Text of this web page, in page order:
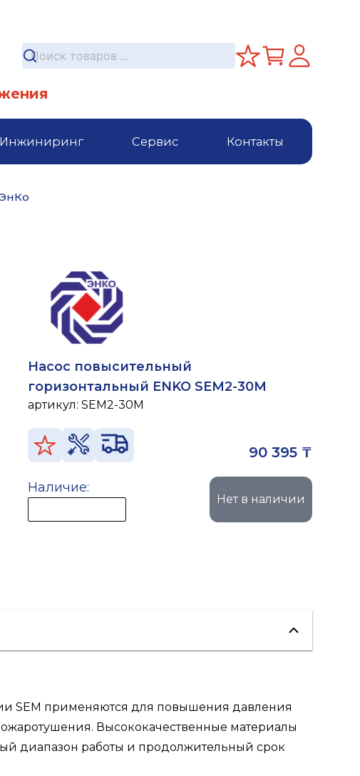
Инжиниринг Сервис Контакты
Насос повысительный
горизонтальный ENKO SEM2-30M
артикул: SEM2-30M
90 395 ₸
Наличие:
Нет в наличии
SEM применяются для повышения давления
Высококачественные материалы
диапазон работы и продолжительный срок